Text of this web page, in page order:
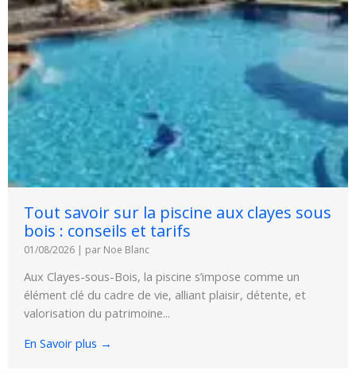
Tout savoir sur la piscine aux clayes sous
bois : conseils et tarifs
01/08/2026 | par Noe Blanc
Aux Clayes-sous-Bois, la piscine s’impose comme un
élément clé du cadre de vie, alliant plaisir, détente, et
valorisation du patrimoine...
En Savoir plus →